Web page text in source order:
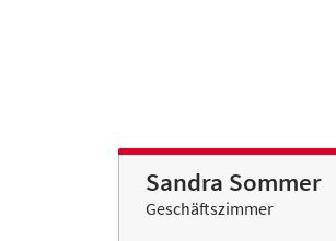
Sandra Sommer
Geschäftszimmer